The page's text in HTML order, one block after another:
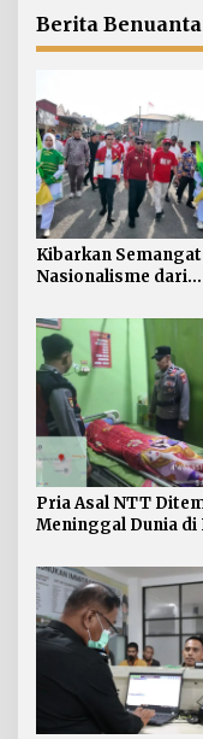
Berita
Kibarkan Semangat
Nasionalisme dari
Merah Putih 81
Dibentangkan di
Pria Asal NTT
Meninggal Dunia di